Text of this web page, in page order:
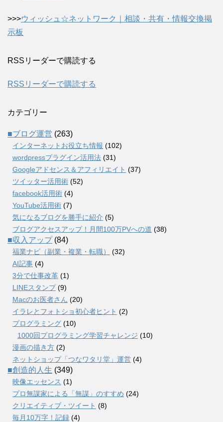
>>>ウィッシュ☆ネットワーク｜相談・共有・情報交換掲
示板
RSSリーダーで購読する
RSSリーダーで購読する
カテゴリー
■ブログ運営 (263)
インターネットお役立ち情報 (102)
wordpressプラグイン活用法 (31)
Googleアドセンス＆アフィリエイト (37)
ツイッター活用術 (52)
facebook活用術 (4)
YouTube活用術 (7)
気になるブログを勝手に紹介 (5)
ブログアクセスアップ！月間100万PVへの道 (38)
■収入アップ(84)
福業ナビ（副業・複業・転職）
(32)
AI記事 (4)
3分で仕事改革 (1)
LINEスタンプ(9)
Macのお医者さん (20)
イラレとフォトショ初心者ヒント (2)
プログラミング (10)
1000回プログラミング学習チャレンジ (10)
漫画の描き方 (2)
ネットショップ「つなワタリ堂」運営 (4)
■創造的人生 (349)
映像エッセンス (1)
プロ無謀家による「無謀」のすすめ (24)
クリエイティブ・ツイート (8)
毎月10万字！記録 (4)